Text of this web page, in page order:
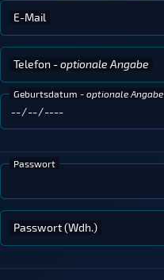
E-Mail
Telefon - optionale Angabe
Geburtsdatum - optionale Angabe
Passwort
Passwort (Wdh.)